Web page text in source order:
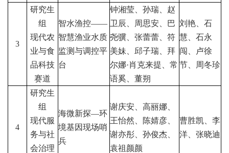
3
研究生
组
现代农
业与食
品科技
赛道
智水渔控——
智慧渔业水质
监测与调控平
台
钟湘莹、孙瑞、赵
卫辰、周思安、巴
尧骥、张蕾蕾、符
美妹、邱子瑞、拜
尔娜·肖克来提、常
语奚、董朔
刘艳、石
慧、石永
闯、卢徐
节、周冬珍
4
研究生
组
现代服
务与社
会治理
海微新探—环
境基因现场哨
兵
谢庆安、高丽娜、
王怡然、陈婧彦、
谢亦彤、孙俊杰、
袁祖颜颜
曹胜凯、李
洋、张晓迪